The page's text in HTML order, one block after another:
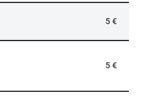
5 €
5 €